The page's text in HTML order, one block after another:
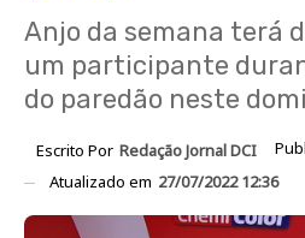
Anjo da semana terá
um participante
do paredão neste
Escrito Por Redação Jornal DCI
Atualizado em 27/07/2022 12:36